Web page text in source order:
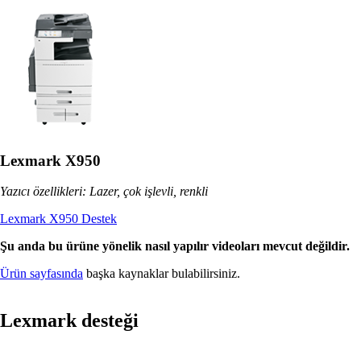
Lexmark X950
Yazıcı özellikleri: Lazer, çok işlevli, renkli
Lexmark X950 Destek
Şu anda bu ürüne yönelik nasıl yapılır videoları mevcut değildir.
Ürün sayfasında başka kaynaklar bulabilirsiniz.
Lexmark desteği